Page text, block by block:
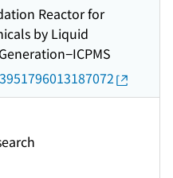
Reactor for
by Liquid